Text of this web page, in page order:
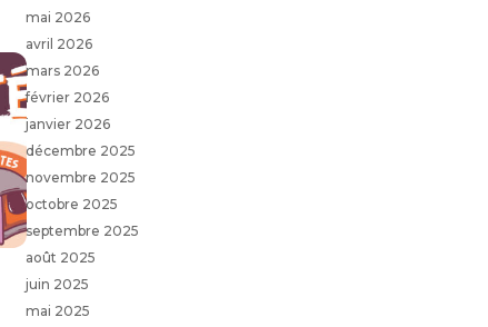
mai 2026
avril 2026
mars 2026
février 2026
janvier 2026
décembre 2025
novembre 2025
octobre 2025
septembre 2025
août 2025
juin 2025
mai 2025